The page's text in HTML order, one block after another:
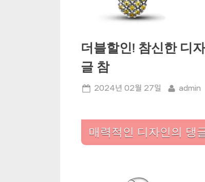
더블할인! 참신한 디
글 참
Posted
2024년 02월 27일 By
admin
매력적인 디자인의 댕